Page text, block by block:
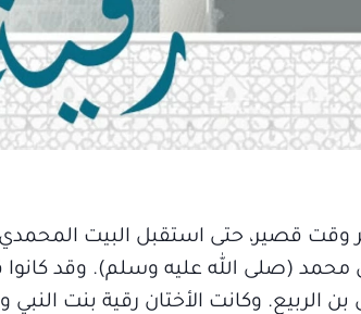
وقت قصير، حتى استقبل البيت
(صلى الله عليه وسلم). وقد
وكانت الأختان رقية بنت النبي